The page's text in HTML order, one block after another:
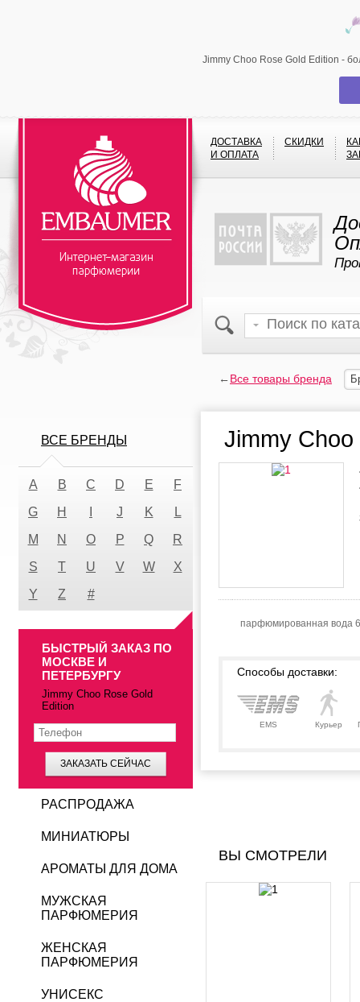
Jimmy Choo Rose Gold Edition -
ДОСТАВКА
И ОПЛАТА
СКИДКИ
←Все товары бренда
Jimmy
парфюмированная вода
Способы доставки:
EMS Курьер
ВЫ СМОТРЕЛИ
ВСЕ БРЕНДЫ
A B C D E
F
G
H J K
L
M
N O P Q
R
S
T U V W
X
Y
Z #
БЫСТРЫЙ ЗАКАЗ ПО
МОСКВЕ И
ПЕТЕРБУРГУ
Jimmy Choo Rose Gold
Edition
ЗАКАЗАТЬ СЕЙЧАС
РАСПРОДАЖА
МИНИАТЮРЫ
АРОМАТЫ ДЛЯ ДОМА
МУЖСКАЯ
ПАРФЮМЕРИЯ
ЖЕНСКАЯ
ПАРФЮМЕРИЯ
УНИСЕКС